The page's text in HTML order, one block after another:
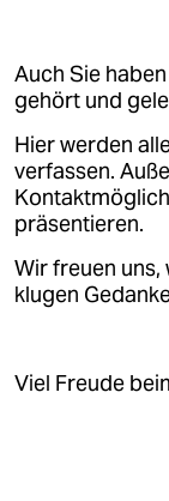
Auch Sie
gehört und
Hier werden
verfassen.
präsentieren.
Wir freuen uns,
klugen
Viel Freude